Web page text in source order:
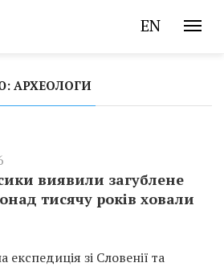
EN
АРХЕОЛОГИ
виявили загублене
тисячу років ховали
експедиція зі Словенії та